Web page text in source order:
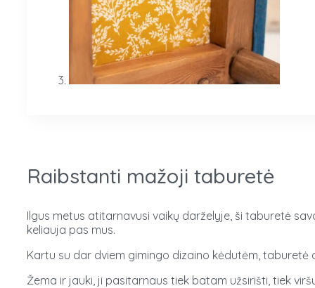
Raibstanti mažoji taburetė
Ilgus metus atitarnavusi vaikų darželyje, ši taburetė
keliauja pas mus.
Kartu su dar dviem gimingo dizaino kėdutėm, taburetė
Žema ir jauki, ji pasitarnaus tiek batam užsirišti, tiek